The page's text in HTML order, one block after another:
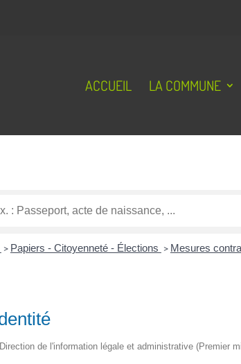
ACCUEIL LA COMMUNE
> Papiers - Citoyenneté - Élections > Mesures
de l'information légale et administrative (Premier